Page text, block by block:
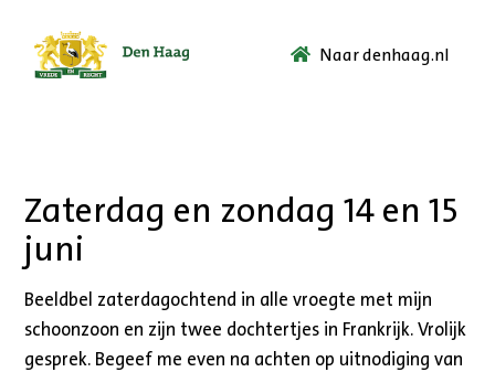
Ga
Naar denhaag.nl
Zaterdag en zondag 14 en 15
juni
Beeldbel zaterdagochtend in alle vroegte met mijn
schoonzoon en zijn twee dochtertjes in Frankrijk. Vrolijk
gesprek. Begeef me even na achten op uitnodiging van